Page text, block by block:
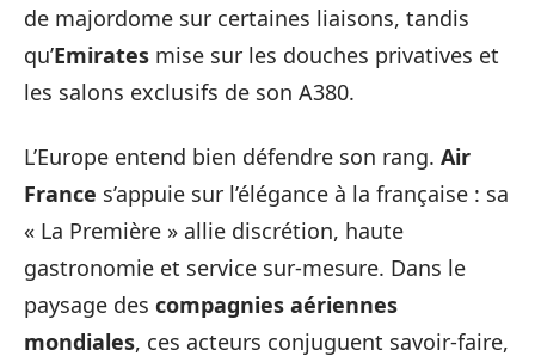
de majordome sur certaines liaisons, tandis
qu’Emirates mise sur les douches privatives et
les salons exclusifs de son A380.
L’Europe entend bien défendre son rang. Air
France s’appuie sur l’élégance à la française : sa
« La Première » allie discrétion, haute
gastronomie et service sur-mesure. Dans le
paysage des compagnies aériennes
mondiales, ces acteurs conjuguent savoir-faire,